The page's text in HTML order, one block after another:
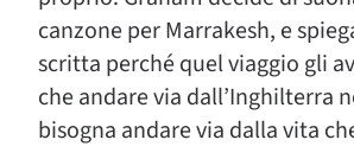
canzone per Marrakesh, e
scritta perché quel viaggio gli
che andare via dall’Inghilterra
bisogna andare via dalla vita